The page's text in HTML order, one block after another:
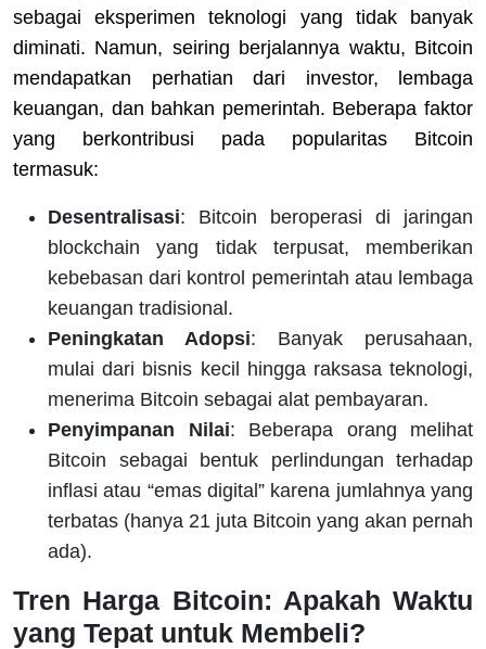
sebagai eksperimen teknologi yang tidak banyak
diminati. Namun, seiring berjalannya waktu, Bitcoin
mendapatkan perhatian dari investor, lembaga
keuangan, dan bahkan pemerintah. Beberapa faktor
yang berkontribusi pada popularitas Bitcoin
termasuk:
Desentralisasi: Bitcoin beroperasi di jaringan
blockchain yang tidak terpusat, memberikan
kebebasan dari kontrol pemerintah atau lembaga
keuangan tradisional.
Peningkatan Adopsi: Banyak perusahaan,
mulai dari bisnis kecil hingga raksasa teknologi,
menerima Bitcoin sebagai alat pembayaran.
Penyimpanan Nilai: Beberapa orang melihat
Bitcoin sebagai bentuk perlindungan terhadap
inflasi atau “emas digital” karena jumlahnya yang
terbatas (hanya 21 juta Bitcoin yang akan pernah
ada).
Tren Harga Bitcoin: Apakah Waktu
yang Tepat untuk Membeli?